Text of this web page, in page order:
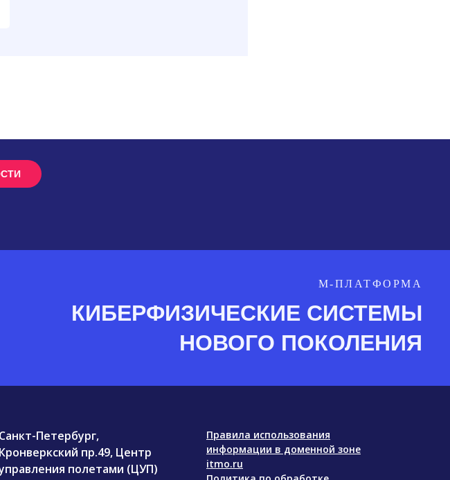
М-ПЛАТФОРМА
КИБЕРФИЗИЧЕСКИЕ СИСТЕМЫ
НОВОГО ПОКОЛЕНИЯ
Санкт-Петербург,
Кронверкский пр.49, Центр
полетами (ЦУП)
Правила использования
информации в доменной зоне
itmo.ru